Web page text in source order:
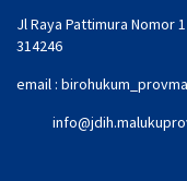
Jl Raya Pattimura Nomor
314246
email :